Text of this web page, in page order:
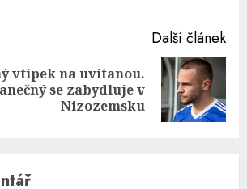
Další článek
vtípek na uvítanou.
se zabydluje v
Nizozemsku